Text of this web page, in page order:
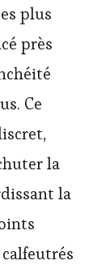
plus
près
Ce
la
la